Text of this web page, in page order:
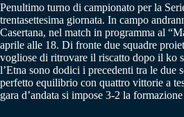
Penultimo turno di campionato per la
trentasettesima giornata. In campo
Casertana, nel match in programma al
aprile alle 18. Di fronte due squadre
vogliose di ritrovare il riscatto dopo il ko
l’Etna sono dodici i precedenti tra le due
perfetto equilibrio con quattro vittorie a
gara d’andata si impose 3-2 la